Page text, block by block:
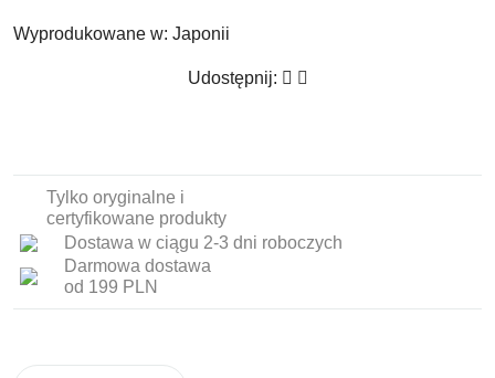
Wyprodukowane w: Japonii
Udostępnij:
Tylko oryginalne i
certyfikowane produkty
Dostawa w ciągu 2-3 dni roboczych
Darmowa dostawa
od 199 PLN